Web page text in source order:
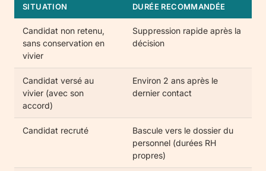
SITUATION DURÉE RECOMMANDÉE
Candidat non retenu,
sans conservation en
vivier
Suppression rapide après la
décision
Candidat versé au
vivier (avec son
accord)
Environ 2 ans après le
dernier contact
Candidat recruté
Bascule vers le dossier du
personnel (durées RH
propres)